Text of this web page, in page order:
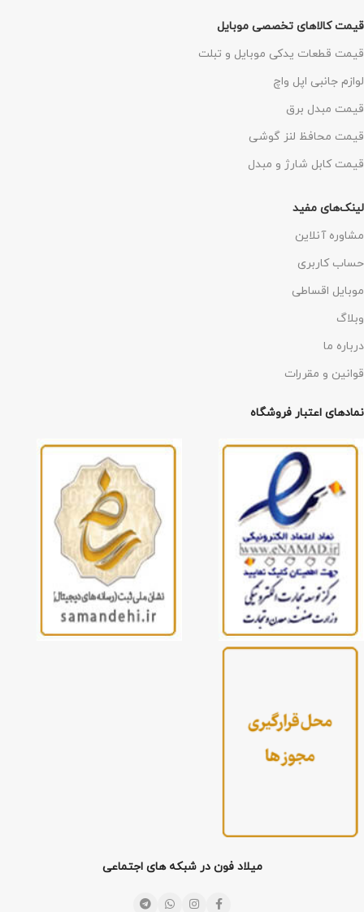
قیمت کالاهای تخصصی موبایل
قیمت قطعات یدکی موبایل و تبلت
لوازم جانبی اپل واچ
قیمت مبدل برق
قیمت محافظ لنز گوشی
قیمت کابل شارژ و مبدل
لینک‌های مفید
مشاوره آنلاین
حساب کاربری
موبایل اقساطی
وبلاگ
درباره ما
قوانین و مقررات
نمادهای اعتبار فروشگاه
میلاد فون در شبکه های اجتماعی